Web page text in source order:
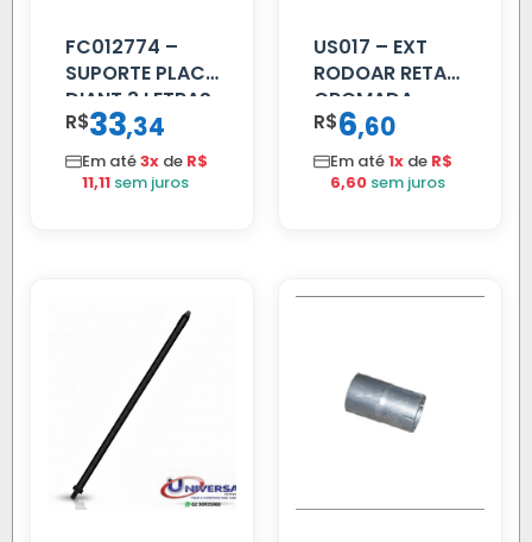
FC012774 –
SUPORTE PLACA
DIANT 3 LETRAS
REFORCADO
R$33,34
Em até3x de R$
11,11 sem juros
US017 – EXT
RODOAR RETA
CROMADA
R$6,60
Em até1x de R$
6,60 sem juros